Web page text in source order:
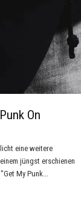
On
eine weitere
jüngst erschienen
My Punk...